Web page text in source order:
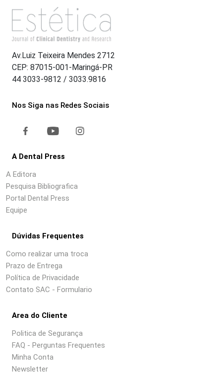
Av.Luiz Teixeira Mendes 2712
CEP: 87015-001-Maringá-PR
44 3033-9812 / 3033.9816
Nos Siga nas Redes Sociais
A Dental Press
A Editora
Pesquisa Bibliografica
Portal Dental Press
Equipe
Dúvidas Frequentes
Como realizar uma troca
Prazo de Entrega
Política de Privacidade
Contato SAC - Formulario
Area do Cliente
Politica de Segurança
FAQ - Perguntas Frequentes
Minha Conta
Newsletter